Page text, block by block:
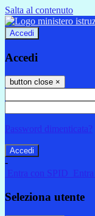
Salta al contenuto
Accedi
Accedi
button close ×
Password dimenticata?
-
Entra con SPID
Seleziona utente